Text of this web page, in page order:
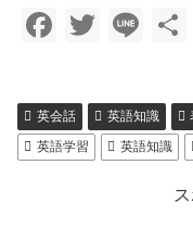
Fa
bo
ok
T
tte
r
Li
英会話 英語知識
英語学習
英語知識